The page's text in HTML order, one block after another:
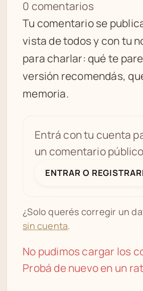
0 comentarios
Tu comentario se
vista de todos y con tu
para charlar: qué te
versión recomendás,
memoria.
Entrá con tu cuenta
un comentario
ENTRAR O
¿Solo querés corregir un
sin cuenta.
No pudimos cargar los
Probá de nuevo en un